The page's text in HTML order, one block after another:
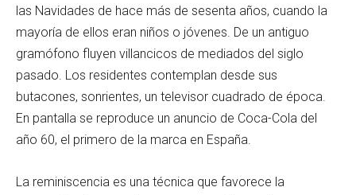
las Navidades de hace más de sesenta años, cuando la
mayoría de ellos eran niños o jóvenes. De un antiguo
gramófono fluyen villancicos de mediados del siglo
pasado. Los residentes contemplan desde sus
butacones, sonrientes, un televisor cuadrado de época.
En pantalla se reproduce un anuncio de Coca-Cola del
año 60, el primero de la marca en España.
La reminiscencia es una técnica que favorece la